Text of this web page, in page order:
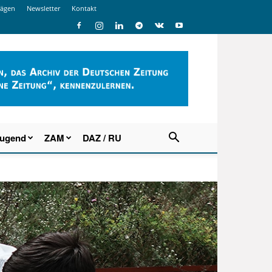
Newsletter Kontakt
ZAM DAZ / RU